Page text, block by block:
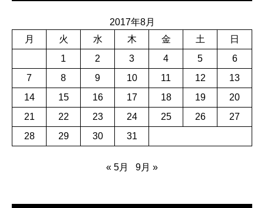
2017年8月
月
火 水 木 金 土
日
1
2 3 4 5
6
7
8 9 10 11 12
13
14
15 16 17 18 19
20
21
22 23 24 25 26
27
28
29 30 31
« 5月 9月 »